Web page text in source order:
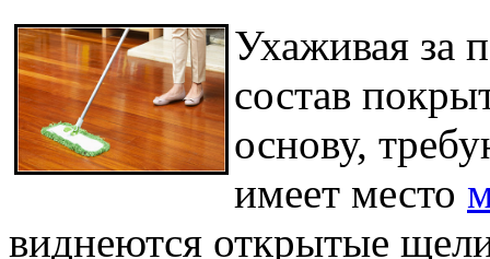
Ухаживая за
состав
основу,
имеет место
виднеются открытые